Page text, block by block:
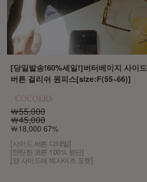
[당일발송!60%세일!]버터베이지 사이드
버튼 걸리쉬 원피스[size:F(55~66)]
￦55,000
￦45,000
￦18,000 67%
[사이드 버튼 디테일]
[탄탄한 코튼 100% 원단]
[양 사이드에 빅사이즈 포켓]